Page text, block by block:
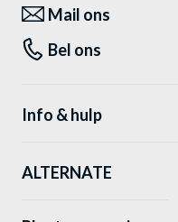
Mail ons
Bel ons
Info & hulp
ALTERNATE